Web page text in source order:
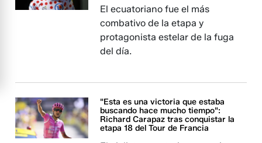
El ecuatoriano fue el más
combativo de la etapa y
protagonista estelar de la fuga
del día.
"Esta es una victoria que estaba
buscando hace mucho tiempo":
Richard Carapaz tras conquistar la
etapa 18 del Tour de Francia